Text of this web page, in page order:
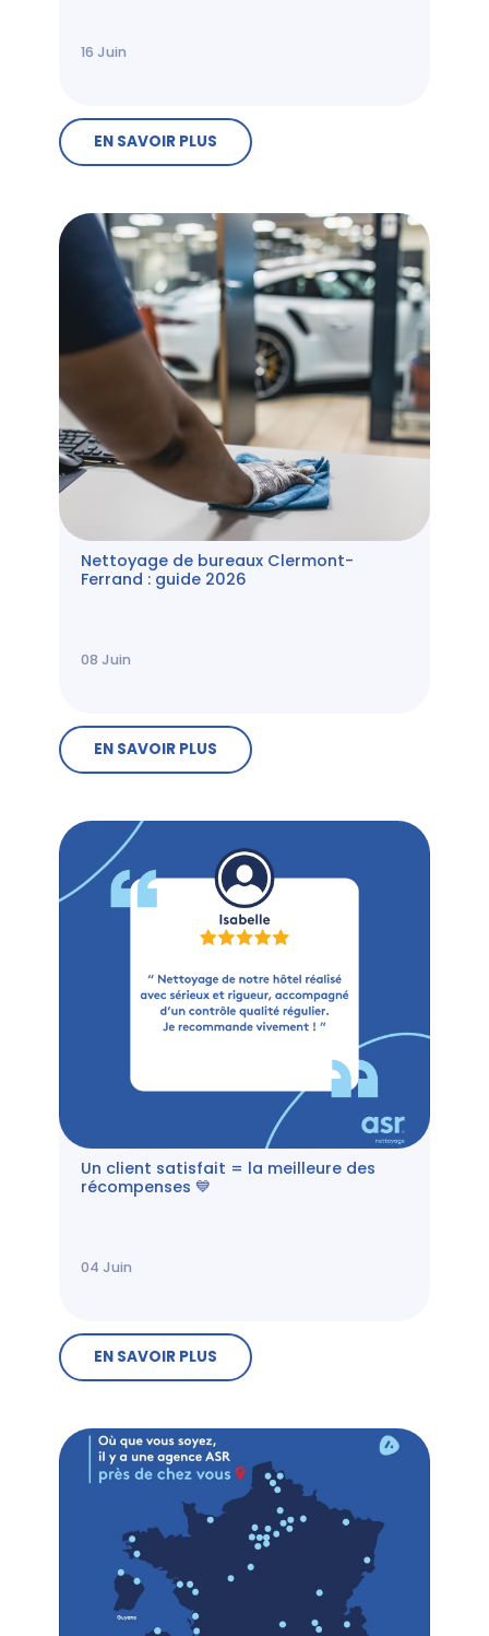
16 Juin
EN SAVOIR PLUS
Nettoyage de bureaux Clermont-
Ferrand : guide 2026
08 Juin
EN SAVOIR PLUS
Un client satisfait = la meilleure des
récompenses 💙
04 Juin
EN SAVOIR PLUS